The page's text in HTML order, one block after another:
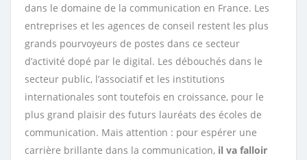
dans le domaine de la communication en France. Les
entreprises et les agences de conseil restent les plus
grands pourvoyeurs de postes dans ce secteur
d’activité dopé par le digital. Les débouchés dans le
secteur public, l’associatif et les institutions
internationales sont toutefois en croissance, pour le
plus grand plaisir des futurs lauréats des écoles de
communication. Mais attention : pour espérer une
carrière brillante dans la communication, il va falloir